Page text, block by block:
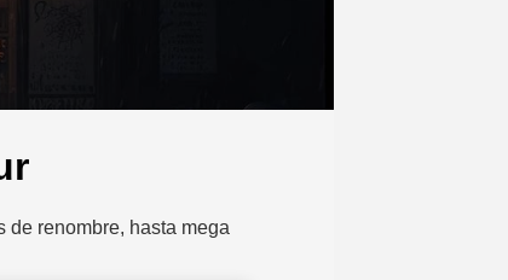
de renombre, hasta mega